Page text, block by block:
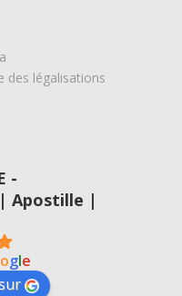
des légalisations
-
Apostille |
ogle